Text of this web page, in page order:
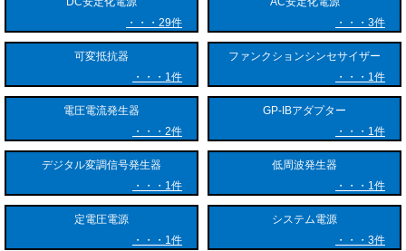
29件
3件
可変抵抗器
1件
ファンクションシンセサイザー
1件
電圧電流発生器
2件
GP-IBアダプター
1件
デジタル変調信号発生器
1件
低周波発生器
1件
定電圧電源
1件
システム電源
3件